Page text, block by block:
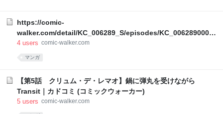
https://comic-
walker.com/detail/KC_006289_S/episodes/KC_00628900020
00011_E?episodeType=latest
4 users comic-walker.com
マンガ
【第5話 クリュム・デ・レマオ】鍋に弾丸を受けながら
Transit｜カドコミ (コミックウォーカー)
5 users comic-walker.com